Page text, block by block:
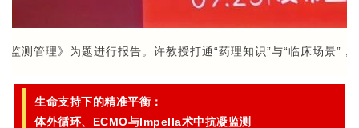
测管理》为题进行报告。许教授打通“药理知识”与“临床场景”
生命支持下的精准平衡：
体外循环、ECMO与Impella术中抗凝监测